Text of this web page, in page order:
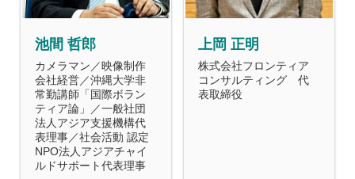
池間 哲郎
カメラマン／映像制作
会社経営／沖縄大学非
常勤講師「国際ボラン
ティア論」／一般社団
法人アジア支援機構代
表理事／社会活動 認定
NPO法人アジアチャイ
ルドサポート代表理事
上岡 正明
株式会社フロンティア
コンサルティング 代
表取締役